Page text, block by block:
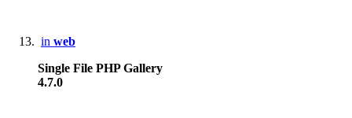
in web
Single File PHP Gallery
4.7.0